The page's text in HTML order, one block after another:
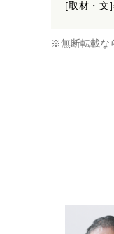
[取材・文
※無断転載な